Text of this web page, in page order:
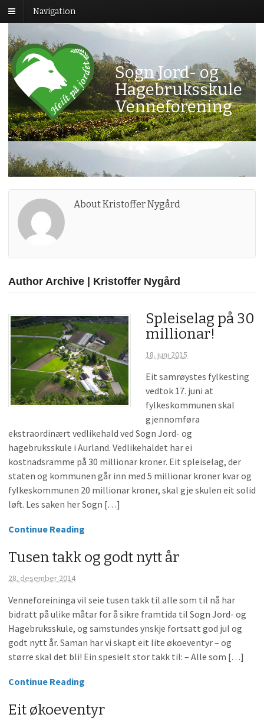
Navigation
Sogn Jord- og
Hagebruksskule
Venneforening
About Kristoffer Nygård
Author Archive | Kristoffer Nygård
Spleiselag på 30
millionar!
18. juni 2015
Eit samrøystes fylkesting
vedtok 17. juni at
fylkeskommunen skal
gjennomføra
ekstraordinært vedlikehald ved Sogn Jord- og
hagebruksskule i Aurland. Vedlikehaldet har ei
kostnadsramme på 30 millionar kroner. Eit spleiselag, der
staten og kommunen går inn med 5 millionar kroner kvar og
fylkeskommunen 20 millionar kroner, skal gje skulen eit solid
løft. Les saken her Sogn […]
Continue Reading
Tusen takk og godt nytt år
28. desember 2014
Venneforeininga vil seie tusen takk til alle som til nå har
bidratt på ulike måtar for å sikre framtida til Sogn Jord- og
Hagebruksskule, og samstundes ynskje fortsatt god jul og
godt nytt år. Saman har vi skapt eit lite økoeventyr – og
større skal det bli! Ein spesielt stor takk til: – Alle som […]
Continue Reading
Eit økoeventyr